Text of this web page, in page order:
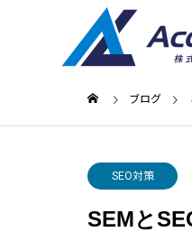
ブログ
SEO対策
SEMと